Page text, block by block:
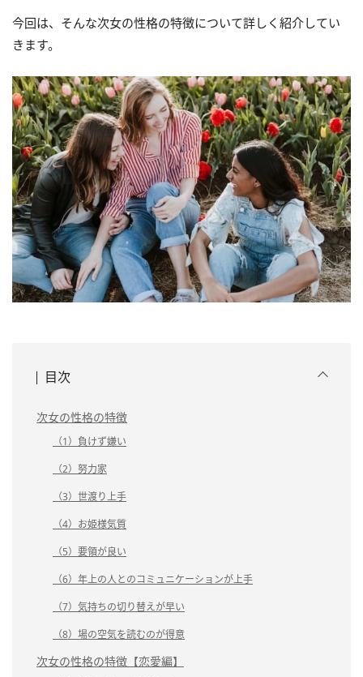
今回は、そんな次女の性格の特徴について詳しく紹介してい
きます。
目次
次女の性格の特徴
（1）負けず嫌い
（2）努力家
（3）世渡り上手
（4）お姫様気質
（5）要領が良い
（6）年上の人とのコミュニケーションが上手
（7）気持ちの切り替えが早い
（8）場の空気を読むのが得意
次女の性格の特徴【恋愛編】